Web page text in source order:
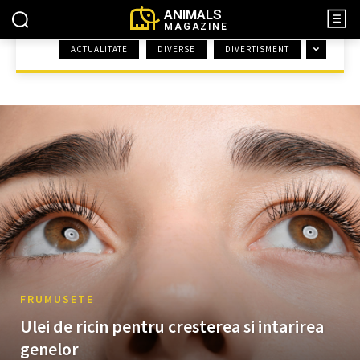
ANIMALS
MAGAZINE
ACTUALITATE DIVERSE DIVERTISMENT
FRUMUSETE
Ulei de ricin pentru cresterea si intarirea
genelor